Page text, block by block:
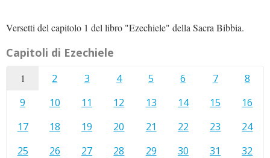
Versetti del capitolo 1 del libro "Ezechiele" della Sacra Bibbia.
Capitoli di Ezechiele
1 2 3 4 5 6 7
8
9
10 11 12 13 14 15
16
17
18 19 20 21 22 23
24
25
26 27 28 29 30 31
32